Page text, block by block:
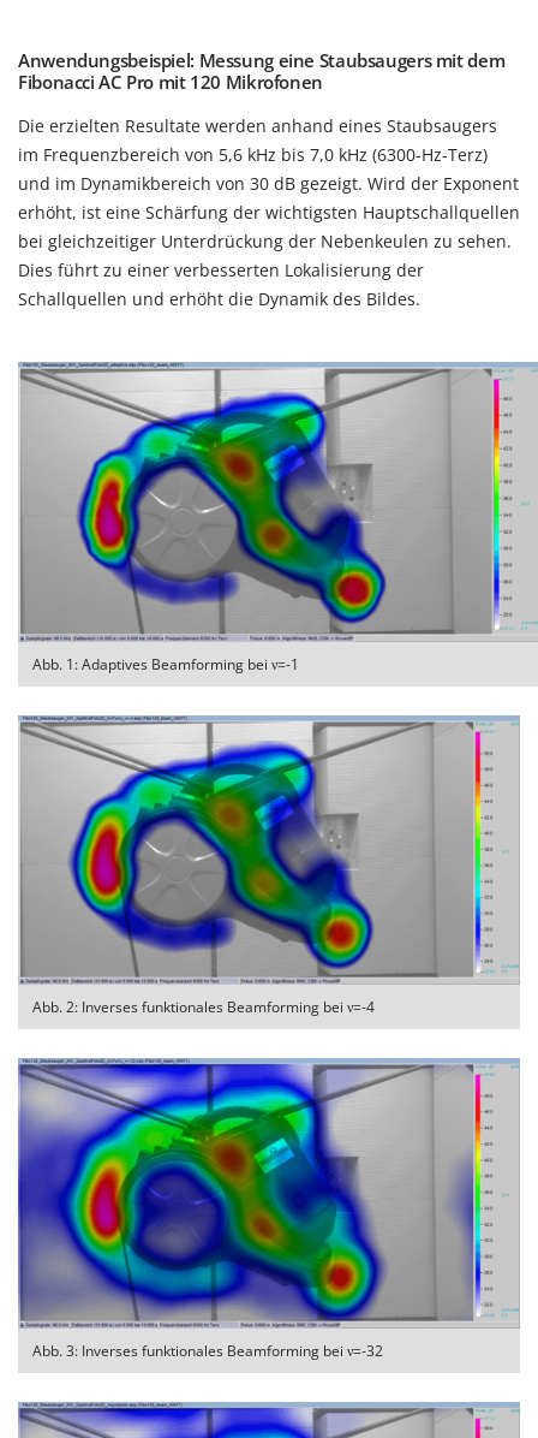
Anwendungsbeispiel: Messung eine Staubsaugers mit dem
Fibonacci AC Pro mit 120 Mikrofonen
Die erzielten Resultate werden anhand eines Staubsaugers
im Frequenzbereich von 5,6 kHz bis 7,0 kHz (6300-Hz-Terz)
und im Dynamikbereich von 30 dB gezeigt. Wird der Exponent
erhöht, ist eine Schärfung der wichtigsten Hauptschallquellen
bei gleichzeitiger Unterdrückung der Nebenkeulen zu sehen.
Dies führt zu einer verbesserten Lokalisierung der
Schallquellen und erhöht die Dynamik des Bildes.
Abb. 1: Adaptives Beamforming bei ν=-1
Abb. 2: Inverses funktionales Beamforming bei ν=-4
Abb. 3: Inverses funktionales Beamforming bei ν=-32